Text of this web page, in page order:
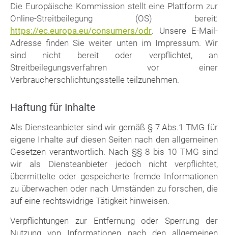
Die Europäische Kommission stellt eine Plattform zur
Online-Streitbeilegung (OS) bereit:
https://ec.europa.eu/consumers/odr. Unsere E-Mail-
Adresse finden Sie weiter unten im Impressum. Wir
sind nicht bereit oder verpflichtet, an
Streitbeilegungsverfahren vor einer
Verbraucherschlichtungsstelle teilzunehmen.
Haftung für Inhalte
Als Diensteanbieter sind wir gemäß § 7 Abs.1 TMG für
eigene Inhalte auf diesen Seiten nach den allgemeinen
Gesetzen verantwortlich. Nach §§ 8 bis 10 TMG sind
wir als Diensteanbieter jedoch nicht verpflichtet,
übermittelte oder gespeicherte fremde Informationen
zu überwachen oder nach Umständen zu forschen, die
auf eine rechtswidrige Tätigkeit hinweisen.
Verpflichtungen zur Entfernung oder Sperrung der
Nutzung von Informationen nach den allgemeinen